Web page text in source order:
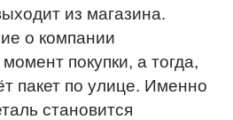
из магазина.
о компании
покупки, а тогда,
пакет по улице. Именно
становится